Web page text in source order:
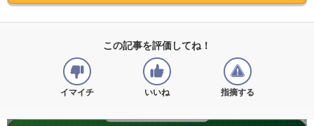
この記事を評価してね！
イマイチ いいね 指摘する